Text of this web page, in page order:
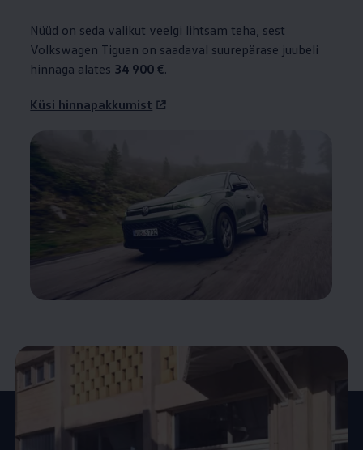
Nüüd on seda valikut veelgi lihtsam teha, sest
Volkswagen Tiguan on saadaval suurepärase juubeli
hinnaga alates 34 900 €.
Küsi hinnapakkumist